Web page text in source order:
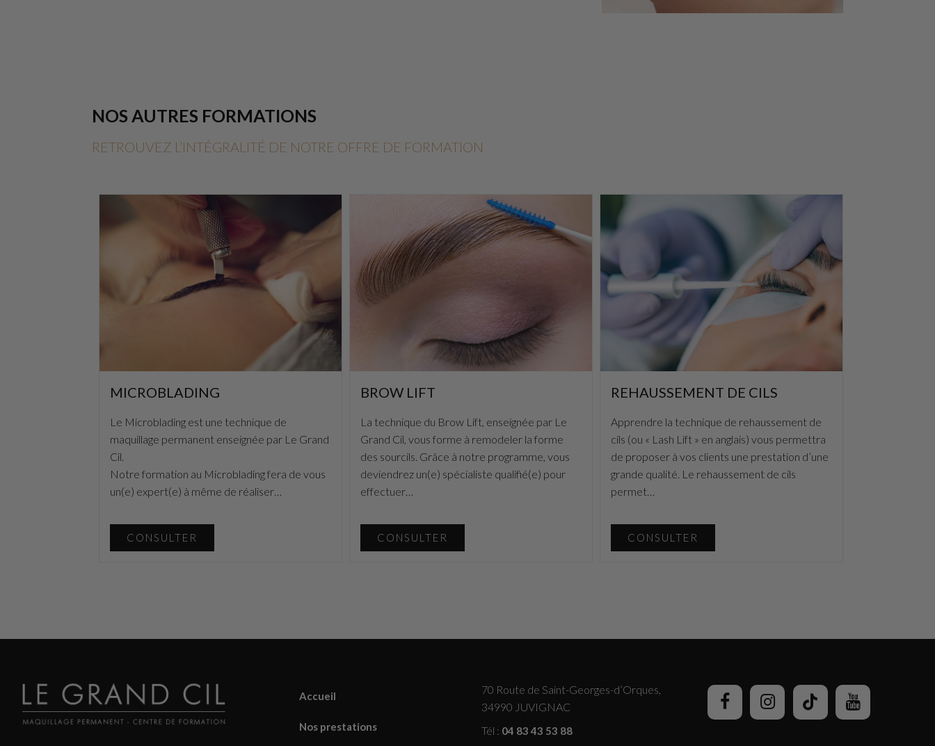
NOS AUTRES FORMATIONS
RETROUVEZ L’INTÉGRALITÉ DE NOTRE OFFRE DE FORMATION
MICROBLADING
Le Microblading est une technique de
maquillage permanent enseignée par Le Grand
Cil.
Notre formation au Microblading fera de vous
un(e) expert(e) à même de réaliser…
CONSULTER
BROW LIFT
La technique du Brow Lift, enseignée par Le
Grand Cil, vous forme à remodeler la forme
des sourcils. Grâce à notre programme, vous
deviendrez un(e) spécialiste qualifié(e) pour
effectuer…
CONSULTER
REHAUSSEMENT DE CILS
Apprendre la technique de rehaussement de
cils (ou « Lash Lift » en anglais) vous permettra
de proposer à vos clients une prestation d’une
grande qualité. Le rehaussement de cils
permet…
CONSULTER
Accueil
Nos prestations
70 Route de Saint-Georges-d’Orques,
34990 JUVIGNAC
Tél : 04 83 43 53 88